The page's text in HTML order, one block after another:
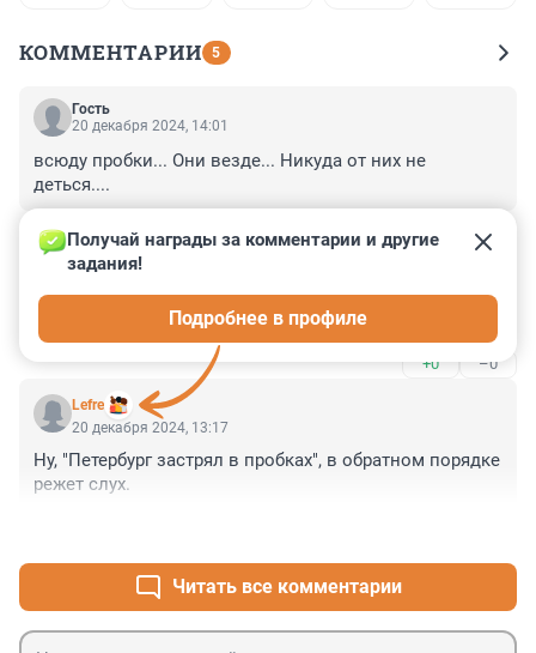
КОММЕНТАРИИ 5
Гость
20 декабря 2024, 14:01
всюду пробки... Они везде... Никуда от них не
деться....
–0
Гость
Эти пробки – они лихо работают!
+0 –0
Lefre
Получай награды за комментарии и другие
задания!
Подробнее в профиле
20 декабря 2024, 13:17
Ну, "Петербург застрял в пробках", в обратном порядке
режет слух.
Читать все комментарии